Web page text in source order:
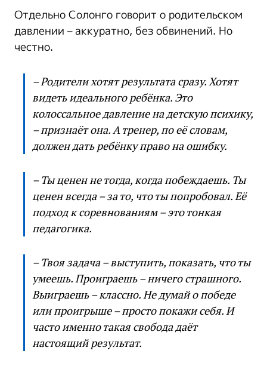
Отдельно Солонго говорит о родительском
давлении – аккуратно, без обвинений. Но
честно.
– Родители хотят результата сразу. Хотят
видеть идеального ребёнка. Это
колоссальное давление на детскую психику,
– признаёт она. А тренер, по её словам,
должен дать ребёнку право на ошибку.
– Ты ценен не тогда, когда побеждаешь. Ты
ценен всегда – за то, что ты попробовал. Её
подход к соревнованиям – это тонкая
педагогика.
– Твоя задача – выступить, показать, что ты
умеешь. Проиграешь – ничего страшного.
Выиграешь – классно. Не думай о победе
или проигрыше – просто покажи себя. И
часто именно такая свобода даёт
настоящий результат.